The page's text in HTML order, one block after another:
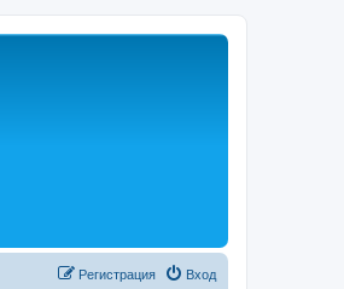
Вход
Регистрация